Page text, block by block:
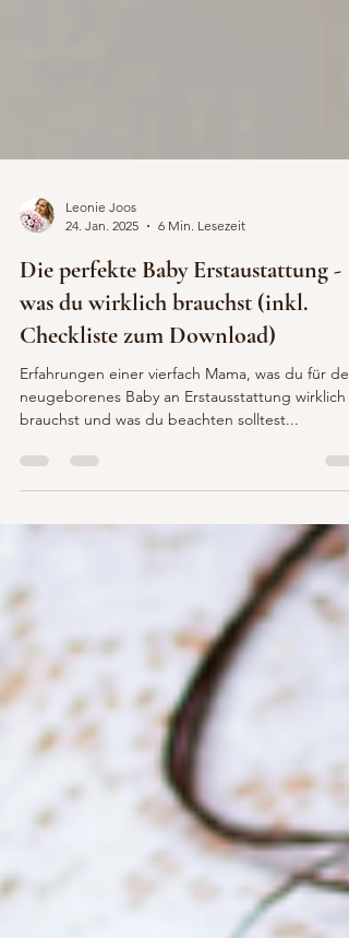
24. Jan. 2025
6 Min. Lesezeit
Die perfekte Baby Erstaustattung -
was du wirklich brauchst (inkl.
Checkliste zum Download)
Erfahrungen einer vierfach Mama, was du für
brauchst und was du beachten solltest...